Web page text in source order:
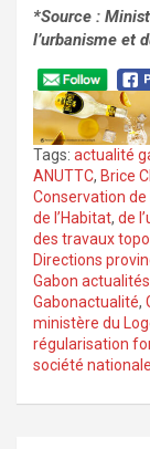
*Source :
l’urbanisme et
Tags: actualité
ANUTTC, Brice
Conservation
de l’Habitat, de
des travaux
Directions
Gabon actualités
Gabonactualité,
ministère du
régularisation
société